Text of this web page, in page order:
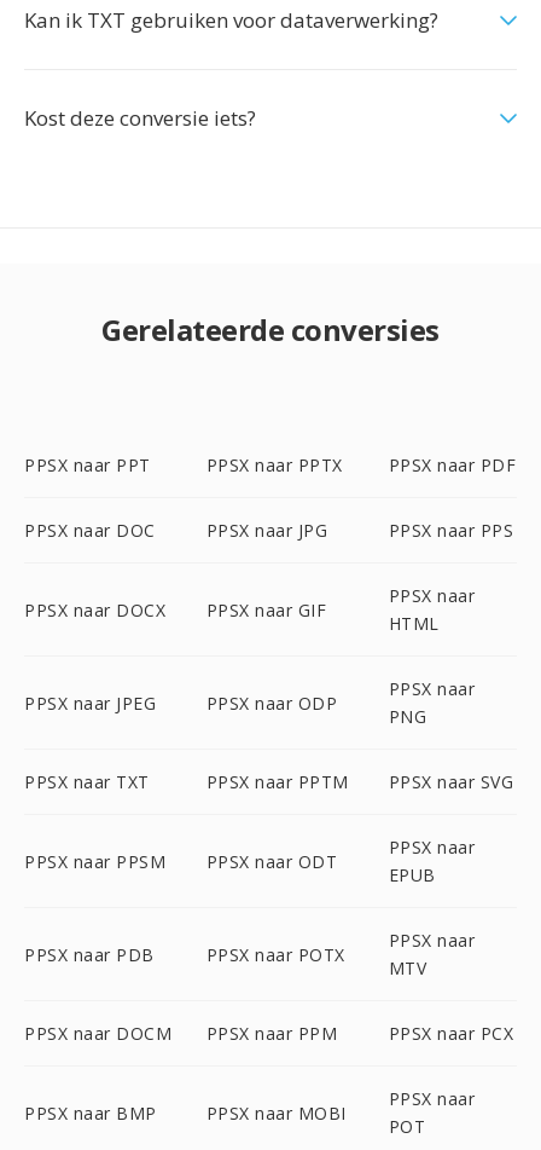
Kan ik TXT gebruiken voor dataverwerking?
Kost deze conversie iets?
Gerelateerde conversies
PPSX naar PPT PPSX naar PPTX PPSX naar PDF
PPSX naar DOC PPSX naar JPG PPSX naar PPS
PPSX naar DOCX PPSX naar GIF
PPSX naar
HTML
PPSX naar JPEG PPSX naar ODP
PPSX naar
PNG
PPSX naar TXT PPSX naar PPTM PPSX naar SVG
PPSX naar PPSM PPSX naar ODT
PPSX naar
EPUB
PPSX naar PDB PPSX naar POTX
PPSX naar
MTV
PPSX naar DOCM PPSX naar PPM PPSX naar PCX
PPSX naar BMP PPSX naar MOBI
PPSX naar
POT